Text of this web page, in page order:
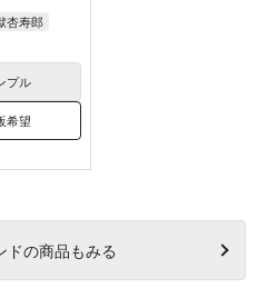
杏寿郎
獄杏寿郎
プル
希望
ドの商品もみる